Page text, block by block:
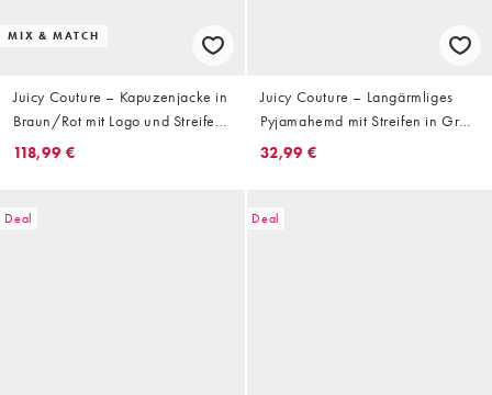
MIX & MATCH
Juicy Couture – Kapuzenjacke in
Braun/Rot mit Logo und Streifen,
Kombiteil
118,99 €
Juicy Couture – Langärmliges
Pyjamahemd mit Streifen in Grün
und Weiß, mit Logo, Kombiteil
32,99 €
Deal Deal